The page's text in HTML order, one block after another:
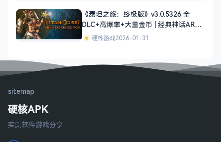
《泰坦之旅：终极版》v3.0.5326 全
DLC+高爆率+大量金币 | 经典神话ARPG
手游硬核游戏2026-01-31
sitemap
硬核APK
实测软件游戏分享